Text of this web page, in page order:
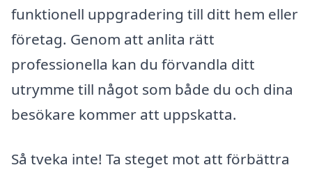
funktionell uppgradering till ditt hem eller
företag. Genom att anlita rätt
professionella kan du förvandla ditt
utrymme till något som både du och dina
besökare kommer att uppskatta.
Så tveka inte! Ta steget mot att förbättra